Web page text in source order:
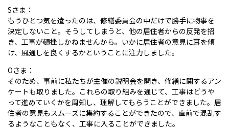
Sさま：
もうひとつ気を遣ったのは、修繕委員会の中だけで勝手に物事を
決定しないこと。そうしてしまうと、他の居住者からの反発を招
き、工事が頓挫しかねませんから。いかに居住者の意見に耳を傾
け、風通しを良くするかということに注力しました。
Oさま：
そのため、事前に私たちが主催の説明会を開き、修繕に関するアン
ケートも取りました。これらの取り組みを通じて、工事はどうや
って進めていくかを周知し、理解してもらうことができました。居
住者の意見もスムーズに集約することができたので、直前で混乱す
るようなこともなく、工事に入ることができました。